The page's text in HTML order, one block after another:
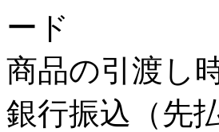
商品の引渡し
銀行振込 （先